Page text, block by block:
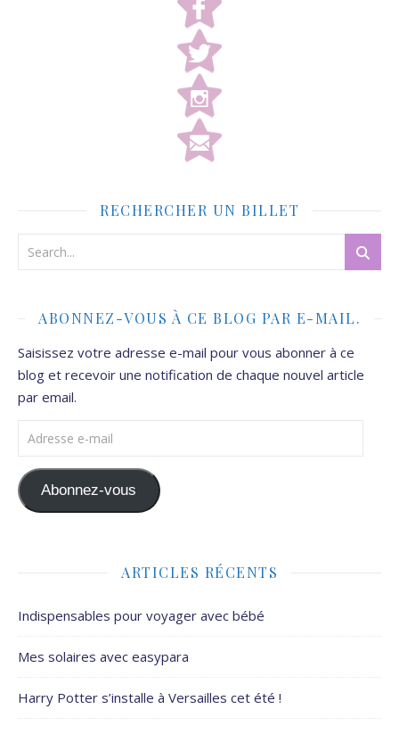
RECHERCHER UN BILLET
ABONNEZ-VOUS À CE BLOG PAR E-MAIL.
Saisissez votre adresse e-mail pour vous abonner à ce
blog et recevoir une notification de chaque nouvel article
par email.
Adresse e-mail
Abonnez-vous
ARTICLES RÉCENTS
Indispensables pour voyager avec bébé
Mes solaires avec easypara
Harry Potter s’installe à Versailles cet été !